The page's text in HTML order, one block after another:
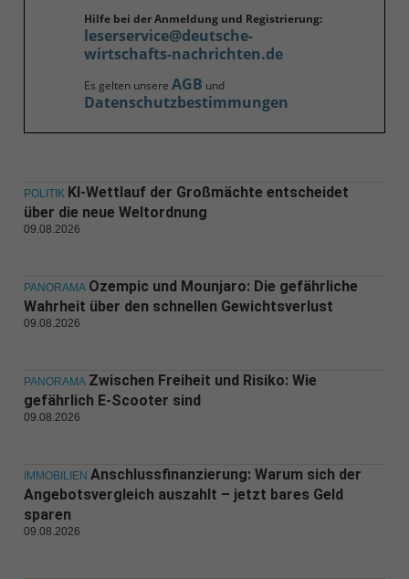
Hilfe bei der Anmeldung und Registrierung:
leserservice@deutsche-
wirtschafts-nachrichten.de
Es gelten unsere AGB und
Datenschutzbestimmungen
POLITIK KI-Wettlauf der Großmächte entscheidet
über die neue Weltordnung
09.08.2026
PANORAMA Ozempic und Mounjaro: Die gefährliche
Wahrheit über den schnellen Gewichtsverlust
09.08.2026
PANORAMA Zwischen Freiheit und Risiko: Wie
gefährlich E-Scooter sind
09.08.2026
IMMOBILIEN Anschlussfinanzierung: Warum sich der
Angebotsvergleich auszahlt – jetzt bares Geld
sparen
09.08.2026